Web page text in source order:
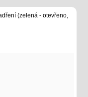
(zelená - otevřeno,